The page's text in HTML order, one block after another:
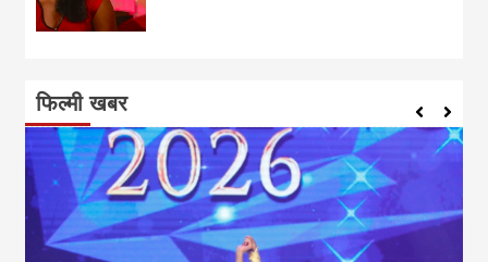
फिल्मी खबर